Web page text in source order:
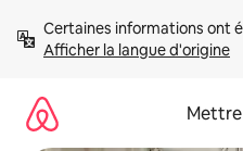
directement
Afficher la langue d'origine